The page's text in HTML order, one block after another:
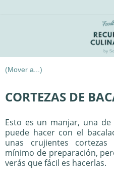
CORTEZAS DE
Esto es un manjar, una
puede hacer con el
unas crujientes
mínimo de preparación,
verás que fácil es hacerlas.